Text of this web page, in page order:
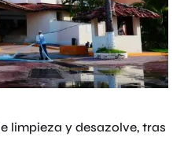
limpieza y desazolve, tras